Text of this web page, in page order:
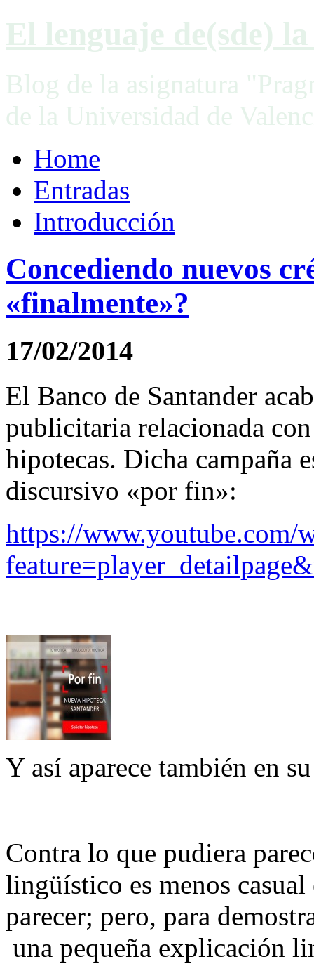
El lenguaje de(sde)
Blog de la asignatura
de la Universidad de
Home
Entradas
Introducción
Concediendo nuevos
«finalmente»?
17/02/2014
El Banco de Santander
publicitaria relacionada
hipotecas. Dicha campaña
discursivo «por fin»:
https://www.youtube.com/
Y así aparece también en
Contra lo que pudiera
lingüístico es menos
parecer; pero, para
una pequeña explicación